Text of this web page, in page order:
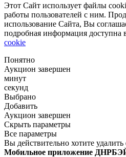
Этот Сайт использует файлы
работы пользователей с ним.
использование Сайта, Вы
подробная информация доступна
cookie
Понятно
Аукцион завершен
минут
секунд
Выбрано
Добавить
Аукцион завершен
Скрыть параметры
Все параметры
Вы действительно хотите удалить
Мобильное приложение